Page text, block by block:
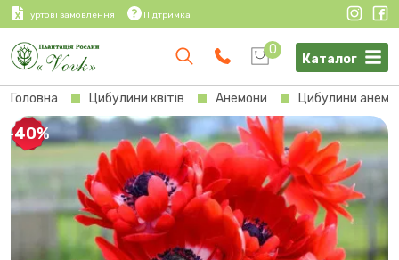
Гуртові замовлення Підтримка
0
Каталог
Головна Цибулини квітів Анемони Цибулини
-40%